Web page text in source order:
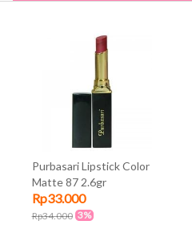
Purbasari Lipstick Color
Matte 87 2.6gr
Rp33.000
Rp34.000 3%